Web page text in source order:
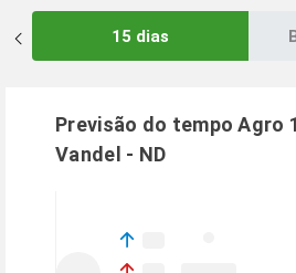
15 dias
Previsão do tempo Agro
Vandel - ND